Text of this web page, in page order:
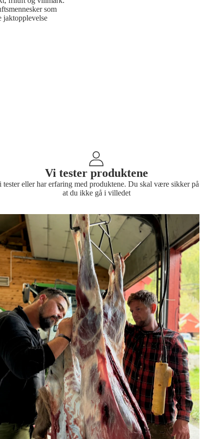
som
jaktopplevelse
Vi tester produktene
tester eller har erfaring med produktene. Du skal være sikker på
at du ikke gå i villedet